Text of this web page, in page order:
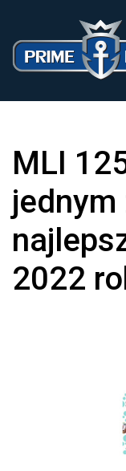
MLI
jednym
2022